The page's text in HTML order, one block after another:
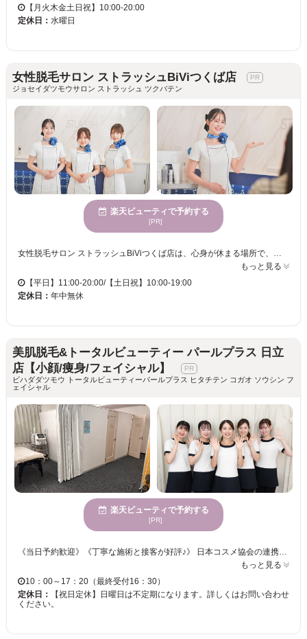
【月火木金土日祝】10:00-20:00
定休日： 水曜日
女性脱毛サロン ストラッシュBiViつくば店
ジョセイダツモウサロン ストラッシュ ツクバテン
楽天ビューティで予約する
[PR]
女性脱毛サロン ストラッシュBiViつくば店は、心身が休まる場所で、心地よい時間を提供します。脱毛の技術に優れた当サロンでは、よりスムーズで効率的な脱毛体験を提供しています。女性に広く支持されており、清潔かつ穏やかな空間で安心して施術を受けることができます。自分自身をもっと素敵に美しく変えるチャンスがここにあります。多様なお客様のニーズに対応し、丁寧なサービスであなたの理想を実現します。ぜひ一度、女性脱毛サロン ストラッシュBiViつくば店で新しい自分に出会いましょう。あなたの美しさを最大限に引き出すお手伝いをします。
もっと見る
【平日】11:00-20:00/【土日祝】10:00-19:00
定休日： 年中無休
美肌脱毛&トータルビューティー パールプラス 日立
店【小顔/痩身/フェイシャル】
ビハダダツモウ トータルビューティーパールプラス ヒタチテン コガオ ソウシン フ
ェイシャル
楽天ビューティで予約する
[PR]
《当日予約歓迎》《丁寧な施術と接客が好評♪》 日本コスメ協会の連携による「スキンケアマイスター・ライト」の資格とJEM(安全試験基準)の資格を保有しているサロンです♪ 【プライベート空間で周りを気にせずゆったりまったり脱毛しましょう♪♪】 お出かけ前やデート前に気になるムダ毛をサロンで処理しませんか？ あなたのキレイをサポート！毛穴もキュッとしまり、美肌効果も◎プルプルお肌へ導きます♪ 初めての脱毛だから不安！という方にもスタッフが親身に寄り添います★何なりとご相談下さい◎
もっと見る
10：00～17：20（最終受付16：30）
定休日：
【祝日定休】日曜日は不定期になります。詳しくはお問い合わせ
ください。